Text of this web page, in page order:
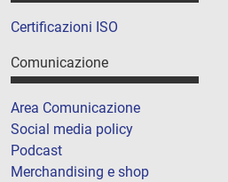
Certificazioni ISO
Comunicazione
Area Comunicazione
Social media policy
Podcast
Merchandising e shop